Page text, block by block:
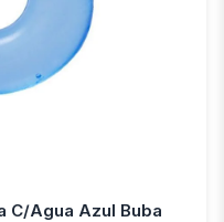
C/Agua Azul Buba